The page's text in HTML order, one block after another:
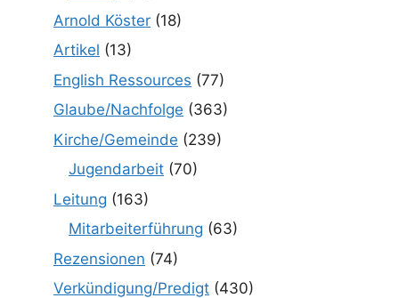
Arnold Köster (18)
Artikel (13)
English Ressources (77)
Glaube/Nachfolge (363)
Kirche/Gemeinde (239)
Jugendarbeit (70)
Leitung (163)
Mitarbeiterführung (63)
Rezensionen (74)
Verkündigung/Predigt (430)